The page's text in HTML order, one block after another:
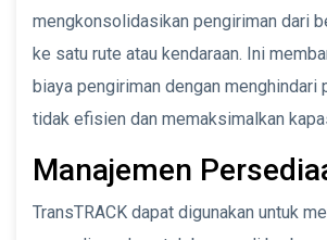
mengkonsolidasikan pengiriman dari
ke satu rute atau kendaraan. Ini
biaya pengiriman dengan menghindari
tidak efisien dan memaksimalkan
Manajemen
TransTRACK dapat digunakan untuk